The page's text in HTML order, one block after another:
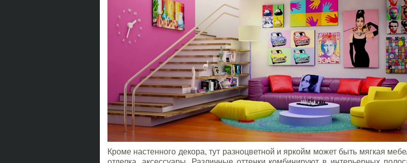
Кроме настенного декора, тут разноцветной и яркойм может быть мягкая